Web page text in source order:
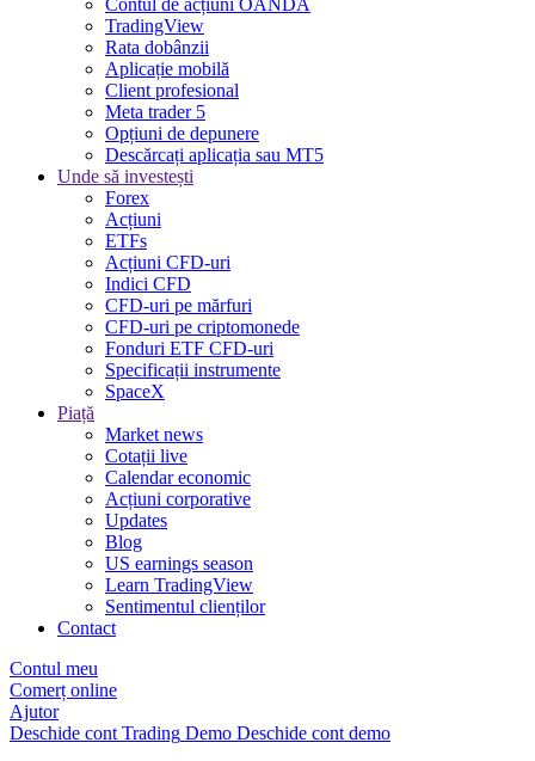
TradingView
Rata dobânzii
Aplicație mobilă
Client profesional
Meta trader 5
Opțiuni de depunere
Descărcați aplicația sau MT5
Unde să investești
Forex
Acțiuni
ETFs
Acțiuni CFD-uri
Indici CFD
CFD-uri pe mărfuri
CFD-uri pe criptomonede
Fonduri ETF CFD-uri
Specificații instrumente
SpaceX
Piață
Market news
Cotații live
Calendar economic
Acțiuni corporative
Updates
Blog
US earnings season
Learn TradingView
Sentimentul clienților
Contact
Contul meu
Comerț online
Ajutor
Deschide cont Trading Demo Deschide cont demo